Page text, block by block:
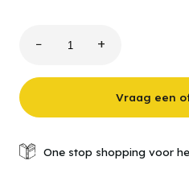
−
aantal
+
Vraag een
One stop shopping voor